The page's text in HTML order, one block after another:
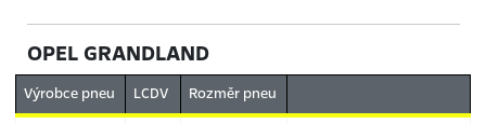
OPEL GRANDLAND
Výrobce pneu LCDV Rozměr pneu